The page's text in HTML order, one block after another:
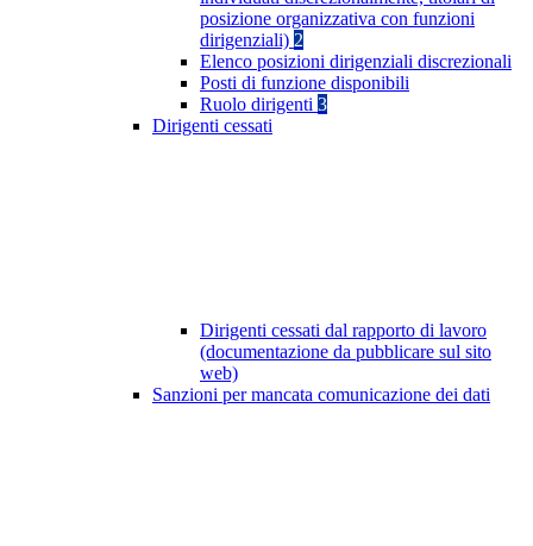
posizione organizzativa con funzioni
dirigenziali) 2
Elenco posizioni dirigenziali discrezionali
Posti di funzione disponibili
Ruolo dirigenti 3
Dirigenti cessati
Dirigenti cessati dal rapporto di lavoro
(documentazione da pubblicare sul sito
web)
Sanzioni per mancata comunicazione dei dati